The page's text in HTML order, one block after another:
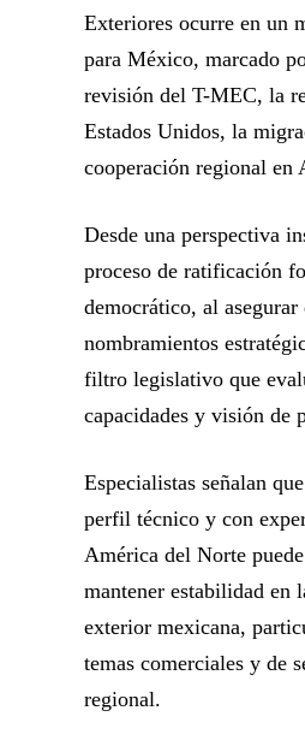
Exteriores ocurre en un
para México, marcado
revisión del T-MEC, la
Estados Unidos, la
cooperación regional en
Desde una perspectiva
proceso de ratificación
democrático, al asegurar
nombramientos
filtro legislativo que
capacidades y visión de
Especialistas señalan
perfil técnico y con
América del Norte
mantener estabilidad en
exterior mexicana,
temas comerciales y de
regional.